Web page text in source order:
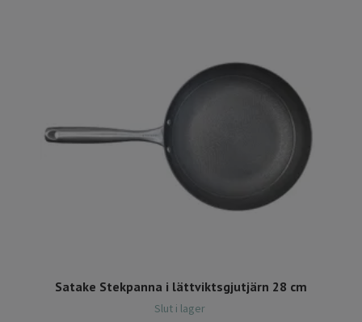
Satake Stekpanna i lättviktsgjutjärn 28 cm
Slut i lager